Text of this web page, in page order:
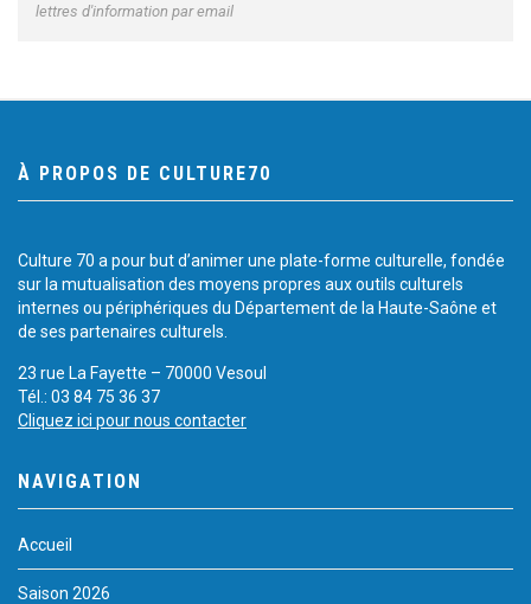
lettres d'information par email
À PROPOS DE CULTURE70
Culture 70 a pour but d’animer une plate-forme culturelle, fondée
sur la mutualisation des moyens propres aux outils culturels
internes ou périphériques du Département de la Haute-Saône et
de ses partenaires culturels.
23 rue La Fayette – 70000 Vesoul
Tél.: 03 84 75 36 37
Cliquez ici pour nous contacter
NAVIGATION
Accueil
Saison 2026